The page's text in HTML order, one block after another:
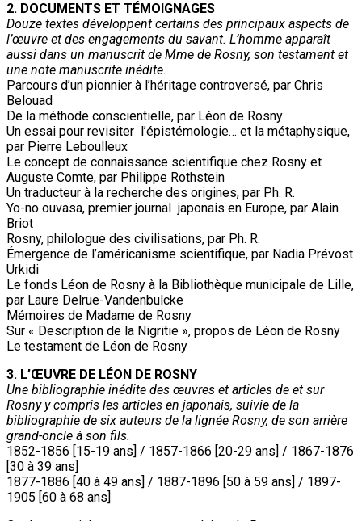
2. DOCUMENTS ET TÉMOIGNAGES
Douze textes développent certains des principaux aspects de
l’œuvre et des engagements du savant. L’homme apparaît
aussi dans un manuscrit de Mme de Rosny, son testament et
une note manuscrite inédite.
Parcours d’un pionnier à l’héritage controversé, par Chris
Belouad
De la méthode conscientielle, par Léon de Rosny
Un essai pour revisiter l’épistémologie… et la métaphysique,
par Pierre Leboulleux
Le concept de connaissance scientifique chez Rosny et
Auguste Comte, par Philippe Rothstein
Un traducteur à la recherche des origines, par Ph. R.
Yo-no ouvasa, premier journal japonais en Europe, par Alain
Briot
Rosny, philologue des civilisations, par Ph. R.
Émergence de l’américanisme scientifique, par Nadia Prévost
Urkidi
Le fonds Léon de Rosny à la Bibliothèque municipale de Lille,
par Laure Delrue-Vandenbulcke
Mémoires de Madame de Rosny
Sur « Description de la Nigritie », propos de Léon de Rosny
Le testament de Léon de Rosny
3. L’ŒUVRE DE LÉON DE ROSNY
Une bibliographie inédite des œuvres et articles de et sur
Rosny y compris les articles en japonais, suivie de la
bibliographie de six auteurs de la lignée Rosny, de son arrière
grand-oncle à son fils.
1852-1856 [15-19 ans] / 1857-1866 [20-29 ans] / 1867-1876
[30 à 39 ans]
1877-1886 [40 à 49 ans] / 1887-1896 [50 à 59 ans] / 1897-
1905 [60 à 68 ans]